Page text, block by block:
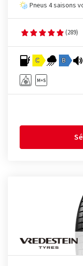
Pneus 4 saisons
(289)
C B